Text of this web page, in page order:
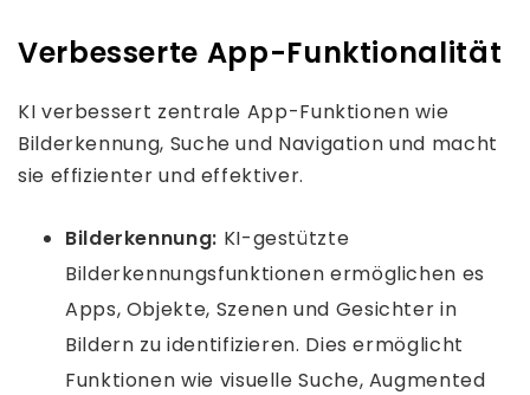
Verbesserte App-Funktionalität
KI verbessert zentrale App-Funktionen wie
Bilderkennung, Suche und Navigation und macht
sie effizienter und effektiver.
Bilderkennung: KI-gestützte
Bilderkennungsfunktionen ermöglichen es
Apps, Objekte, Szenen und Gesichter in
Bildern zu identifizieren. Dies ermöglicht
Funktionen wie visuelle Suche, Augmented